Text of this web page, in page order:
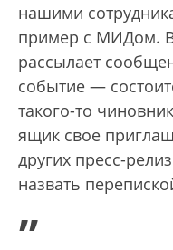
нашими
пример с МИДом.
рассылает
событие —
такого-то
ящик свое
других пресс-
назвать
„